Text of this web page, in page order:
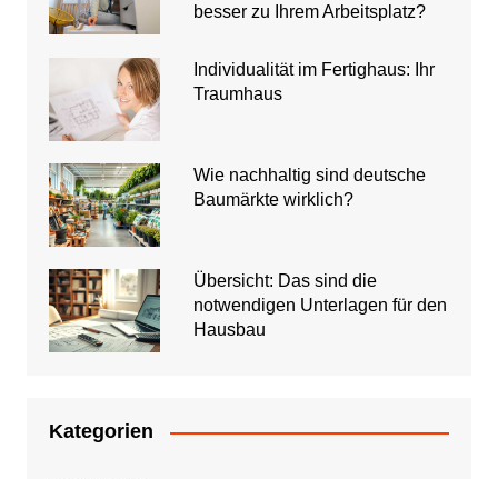
besser zu Ihrem Arbeitsplatz?
Individualität im Fertighaus: Ihr
Traumhaus
Wie nachhaltig sind deutsche
Baumärkte wirklich?
Übersicht: Das sind die
notwendigen Unterlagen für den
Hausbau
Kategorien